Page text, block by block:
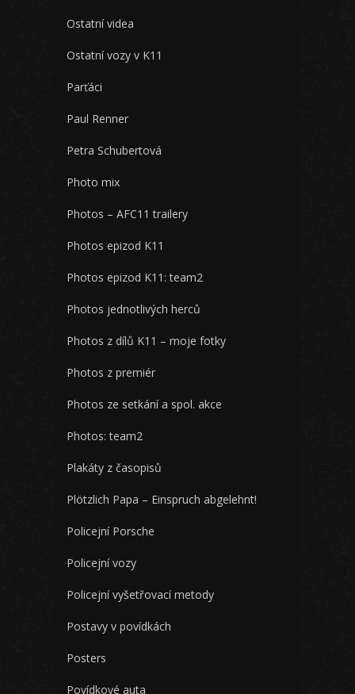
Ostatní videa
Ostatní vozy v K11
Parťáci
Paul Renner
Petra Schubertová
Photo mix
Photos – AFC11 trailery
Photos epizod K11
Photos epizod K11: team2
Photos jednotlivých herců
Photos z dílů K11 – moje fotky
Photos z premiér
Photos ze setkání a spol. akce
Photos: team2
Plakáty z časopisů
Plötzlich Papa – Einspruch abgelehnt!
Policejní Porsche
Policejní vozy
Policejní vyšetřovací metody
Postavy v povídkách
Posters
Povídkové auta